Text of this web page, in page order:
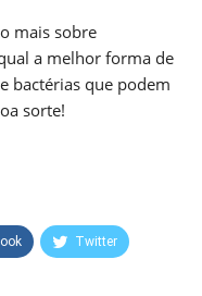
mais sobre
a melhor forma de
bactérias que podem
sorte!
Twitter